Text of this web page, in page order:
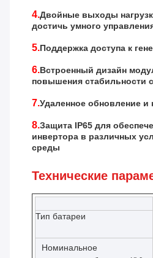
4.Двойные выходы
достичь умного
5.Поддержка доступа к
6.Встроенный дизайн
повышения стабильности
7.Удаленное обновление и
8.Защита IP65 для
инвертора в различных
среды
Технические
Тип батареи
Номинальное